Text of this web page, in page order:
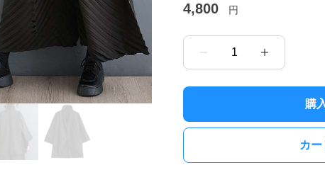
4,800 円
1
購
カ